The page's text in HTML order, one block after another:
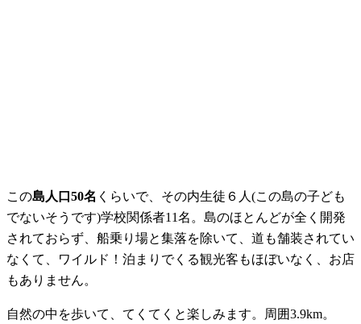
この島人口50名 くらいで、その内生徒６人(この島の子ども
でないそうです)学校関係者11名。島のほとんどが全く開発
されておらず、船乗り場と集落を除いて、道も舗装されてい
なくて、ワイルド！泊まりでくる観光客もほぼいなく、お店
もありません。
自然の中を歩いて、てくてくと楽しみます。周囲3.9km。